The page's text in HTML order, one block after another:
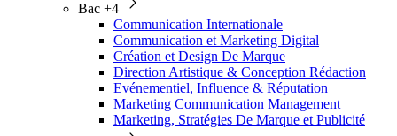
Bac +4
Communication Internationale
Communication et Marketing Digital
Création et Design De Marque
Direction Artistique & Conception Rédaction
Evénementiel, Influence & Réputation
Marketing Communication Management
Marketing, Stratégies De Marque et Publicité